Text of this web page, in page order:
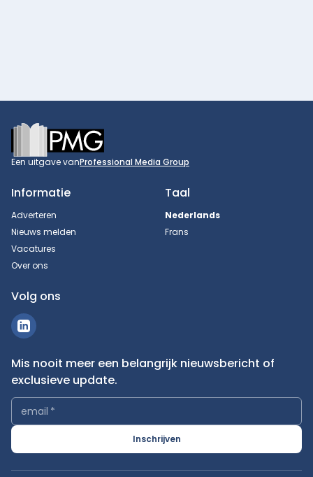
Footer
Een uitgave vanProfessional Media Group
Informatie
Adverteren
Nieuws melden
Vacatures
Over ons
Taal
Nederlands
Frans
Volg ons
Mis nooit meer een belangrijk nieuwsbericht of
exclusieve update.
email *
Inschrijven